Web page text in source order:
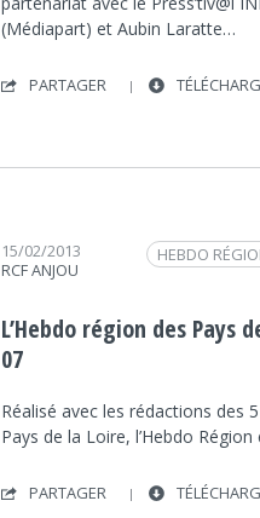
(Médiapart) et Aubin Laratte…
PARTAGER
15/02/2013
RCF ANJOU
HEBDO
SOCIÉTÉ
L’Hebdo région des Pays
07
Réalisé avec les rédactions des
Pays de la Loire, l’Hebdo
PARTAGER